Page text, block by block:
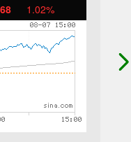
1.02%